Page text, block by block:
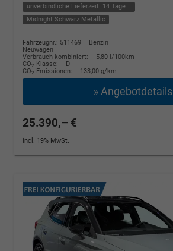
unverbindliche Lieferzeit: 14 Tage
Midnight Schwarz Metallic
Fahrzeugnr.: 511469
Benzin
Neuwagen
Verbrauch kombiniert:
5,80 l/100km
CO2-Klasse:
D
CO2-Emissionen: 133,00 g/km
» Angebotdetails
25.390,– €
incl. 19% MwSt.